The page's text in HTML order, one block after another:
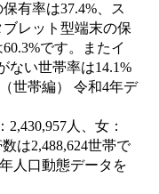
有率は37.4%、ス
レット型端末の保
です。またイ
ない世帯率は14.1%
世帯編） 令和4年デ
人、女：
は2,488,624世帯で
人口動態データを